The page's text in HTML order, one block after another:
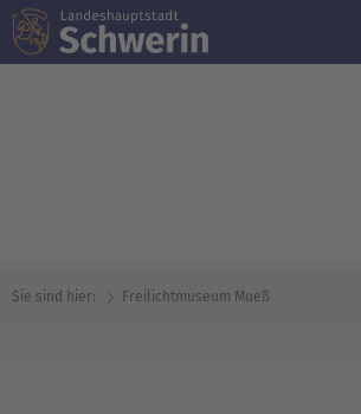
Sie sind hier: Freilichtmuseum Mueß